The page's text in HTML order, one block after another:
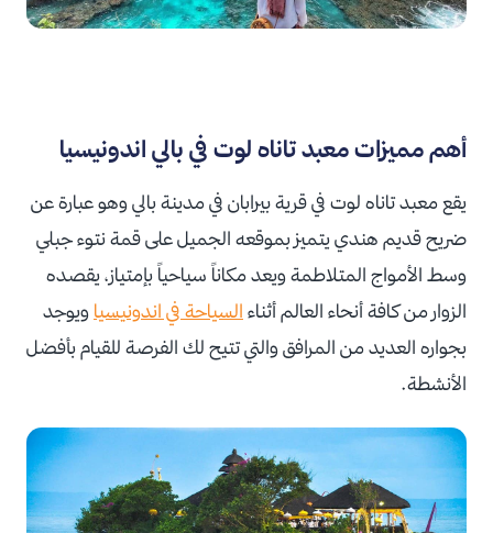
أهم مميزات معبد تاناه لوت في بالي اندونيسيا
يقع معبد تاناه لوت في قرية بيرابان في مدينة بالي وهو عبارة عن
ضريح قديم هندي يتميز بموقعه الجميل على قمة نتوء جبلي
وسط الأمواج المتلاطمة ويعد مكاناً سياحياً بإمتياز، يقصده
الزوار من كافة أنحاء العالم أثناء السياحة في اندونيسيا ويوجد
بجواره العديد من المرافق والتي تتيح لك الفرصة للقيام بأفضل
الأنشطة.